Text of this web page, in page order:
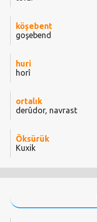
köşebent
goşebend
huri
horî
ortalık
derûdor, navrast
Öksürük
Kuxik